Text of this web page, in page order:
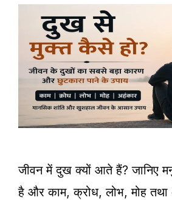
जीवन में दुख क्यों आते हैं? जानिए
है और काम, क्रोध, लोभ, मोह